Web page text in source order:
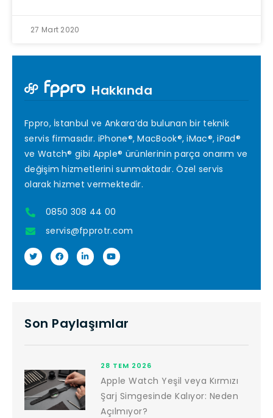
27 Mart 2020
Hakkında
Fppro, İstanbul ve Ankara’da bulunan bir teknik
servis firmasıdır. iPhone®, MacBook®, iMac®, iPad®
ve Watch® gibi Apple® ürünlerinin parça onarım ve
değişim hizmetlerini sunmaktadır. Özel servis
olarak hizmet vermektedir.
0850 308 44 00
servis@fpprotr.com
Son Paylaşımlar
28 TEM 2026
Apple Watch Yeşil veya Kırmızı
Şarj Simgesinde Kalıyor: Neden
Açılmıyor?